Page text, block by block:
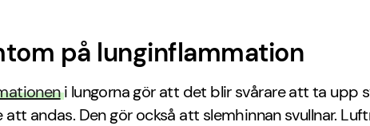
på lunginflammation
i lungorna gör att det blir svårare att ta upp
att andas. Den gör också att slemhinnan svullnar.